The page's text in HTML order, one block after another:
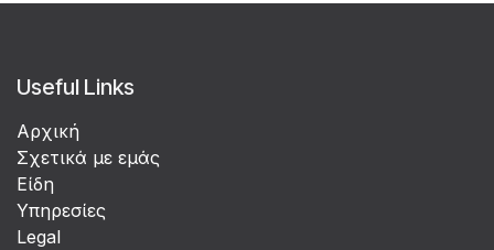
Useful Links
Αρχική
Σχετικά με εμάς
Είδη
Υπηρεσίες
Legal